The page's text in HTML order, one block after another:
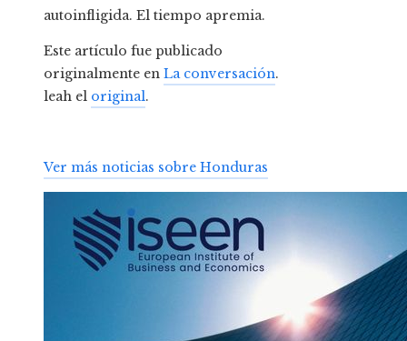
autoinfligida. El tiempo apremia.
Este artículo fue publicado
originalmente en La conversación.
leah el original.
Ver más noticias sobre Honduras